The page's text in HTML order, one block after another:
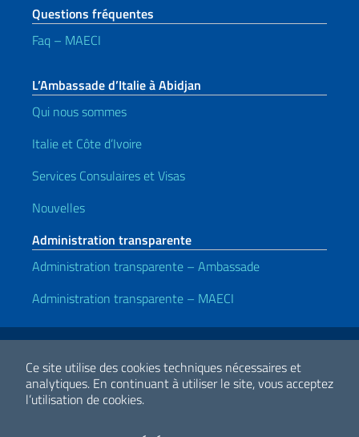
Ce site utilise des cookies techniques nécessaires et
analytiques. En continuant à utiliser le site, vous acceptez
l’utilisation de cookies.
Questions fréquentes
Faq – MAECI
L’Ambassade d’Italie à Abidjan
Qui nous sommes
Italie et Côte d’Ivoire
Services Consulaires et Visas
Nouvelles
Administration transparente
Administration transparente – Ambassade
Administration transparente – MAECI
Liens utiles